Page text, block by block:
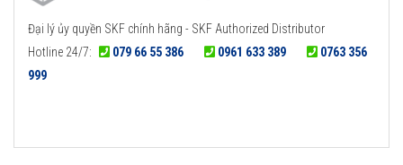
Đại lý ủy quyền SKF chính hãng - SKF Authorized Distributor
Hotline 24/7:
079 66 55 386 0961 633 389
0763 356
999